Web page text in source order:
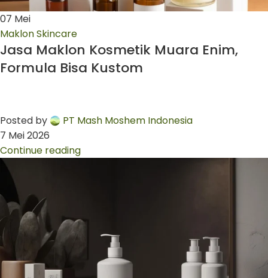
07 Mei
Maklon Skincare
Jasa Maklon Kosmetik Muara Enim,
Formula Bisa Kustom
Posted by
PT Mash Moshem Indonesia
7 Mei 2026
Continue reading